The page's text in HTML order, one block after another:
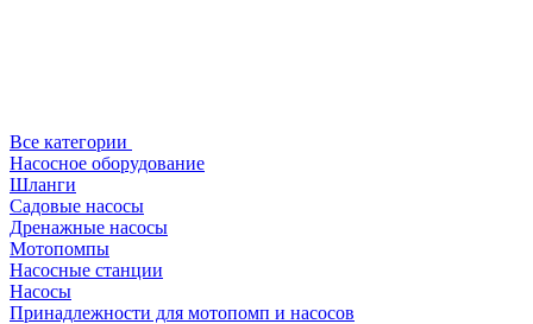
Все категории
Насосное оборудование
Шланги
Садовые насосы
Дренажные насосы
Мотопомпы
Насосные станции
Насосы
Принадлежности для мотопомп и насосов